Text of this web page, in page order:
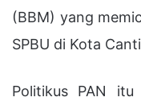
(BBM) yang
SPBU di Kota
Politikus PAN itu